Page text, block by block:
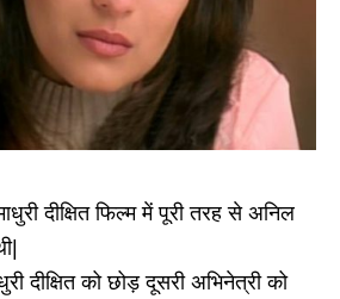
दीक्षित फिल्म में पूरी तरह से अनिल
दीक्षित को छोड़ दूसरी अभिनेत्री को